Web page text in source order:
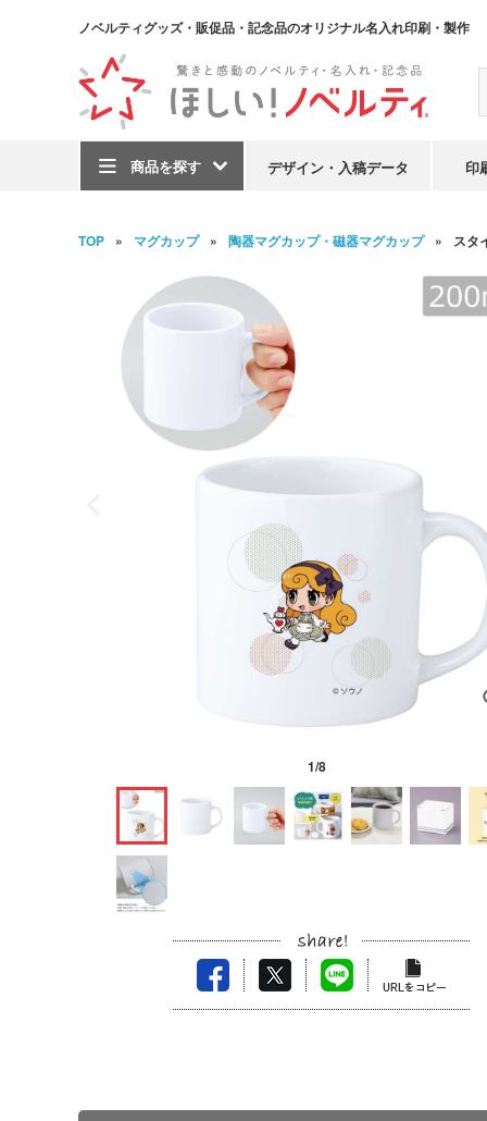
ノベルティグッズ・販促品・記念品のオリジナル名入れ印刷・製作
商品を探す デザイン・入稿データ 印
TOP マグカップ 陶器マグカップ・磁器マグカップ スタ
1/8